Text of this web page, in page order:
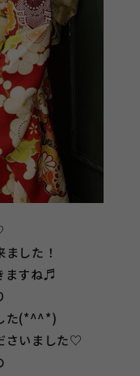
した！
ますね♬
た(*^^*)
さいました♡